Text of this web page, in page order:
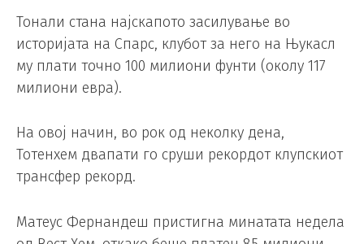
Тонали стана најскапото засилување во
историјата на Спарс, клубот за него на Њукасл
му плати точно 100 милиони фунти (околу 117
милиони евра).
На овој начин, во рок од неколку дена,
Тотенхем двапати го сруши рекордот клупскиот
трансфер рекорд.
Матеус Фернандеш пристигна минатата недела